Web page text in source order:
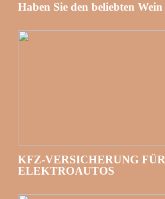
Haben Sie den beliebten
KFZ-VERSICHERUNG FÜR
ELEKTROAUTOS